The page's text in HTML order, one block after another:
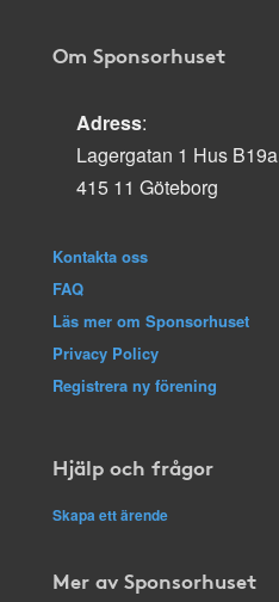
Om Sponsorhuset
Adress:
Lagergatan 1 Hus
415 11 Göteborg
Kontakta oss
FAQ
Läs mer om Sponsorhuset
Privacy Policy
Registrera ny förening
Hjälp och frågor
Skapa ett ärende
Mer av Sponsorhuset